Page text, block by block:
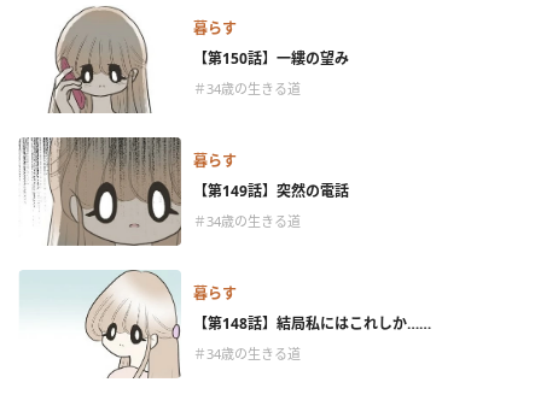
暮らす
【第150話】一縷の望み
＃34歳の生きる道
暮らす
【第149話】突然の電話
＃34歳の生きる道
暮らす
【第148話】結局私にはこれしか……
＃34歳の生きる道